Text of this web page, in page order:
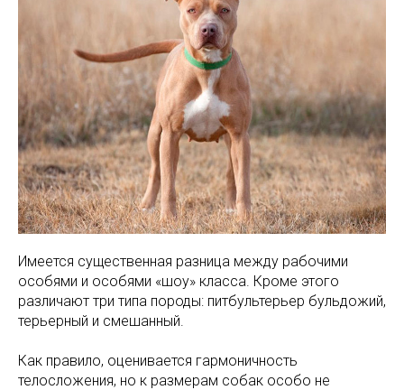
Имеется существенная разница между рабочими
особями и особями «шоу» класса. Кроме этого
различают три типа породы: питбультерьер бульдожий,
терьерный и смешанный.
Как правило, оценивается гармоничность
телосложения, но к размерам собак особо не